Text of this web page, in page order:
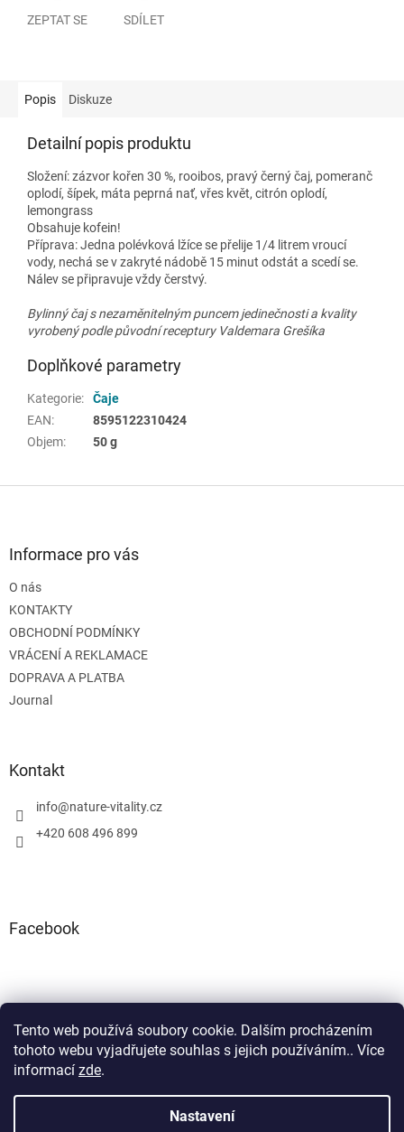
Tento web používá soubory cookie. Dalším procházením
tohoto webu vyjadřujete souhlas s jejich používáním.. Více
informací zde.
Nastavení
ZEPTAT SE SDÍLET
Popis Diskuze
Detailní popis produktu
Složení: zázvor kořen 30 %, rooibos, pravý černý čaj, pomeranč
oplodí, šípek, máta peprná nať, vřes květ, citrón oplodí,
lemongrass
Obsahuje kofein!
Příprava: Jedna polévková lžíce se přelije 1/4 litrem vroucí
vody, nechá se v zakryté nádobě 15 minut odstát a scedí se.
Nálev se připravuje vždy čerstvý.
Bylinný čaj s nezaměnitelným puncem jedinečnosti a kvality
vyrobený podle původní receptury Valdemara Grešíka
Doplňkové parametry
Kategorie:
Čaje
EAN:
8595122310424
Objem: 50 g
Informace pro vás
O nás
KONTAKTY
OBCHODNÍ PODMÍNKY
VRÁCENÍ A REKLAMACE
DOPRAVA A PLATBA
Journal
Kontakt
info@nature-vitality.cz
+420 608 496 899
Facebook
Instagram
Vytvořil Shoptet